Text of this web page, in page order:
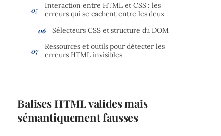
Interaction entre HTML et CSS : les
erreurs qui se cachent entre les deux
Sélecteurs CSS et structure du DOM
Ressources et outils pour détecter les
erreurs HTML invisibles
Balises HTML valides mais
sémantiquement fausses